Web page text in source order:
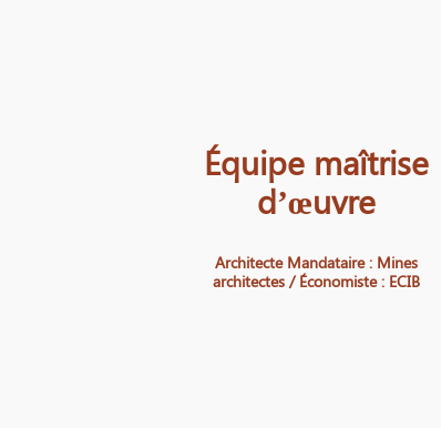
Équipe maîtrise
d’œuvre
Architecte Mandataire : Mines
architectes / Économiste : ECIB